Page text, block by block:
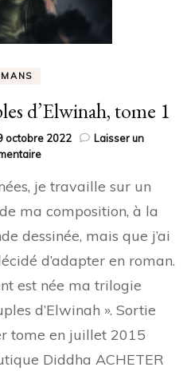
d’Elwinah, tome 1
octobre 2022
Laisser un
sur
–
peuples
d’Elwinah,
1
je travaille sur un
ma composition, à la
dessinée, mais que j’ai
d’adapter en roman.
est née ma trilogie
d’Elwinah ». Sortie
tome en juillet 2015
Diddha ACHETER